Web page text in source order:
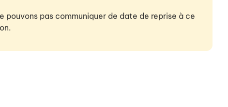
pouvons pas communiquer de date de reprise à ce